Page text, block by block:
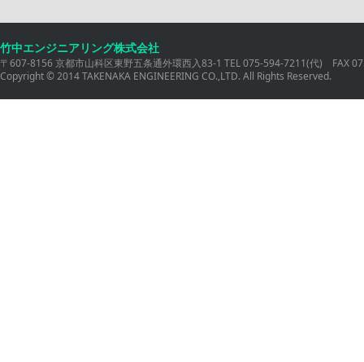
竹中エンジニアリング株式会社
〒607-8156 京都市山科区東野五条通外環西入83-1 TEL 075-594-7211(代) FAX
Copyright © 2014 TAKENAKA ENGINEERING CO.,LTD. All Rights Reserved.